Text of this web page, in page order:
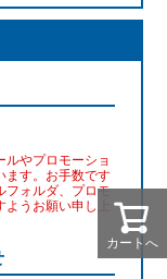
カートへ
ルやプロモーショ
ます。お手数です
フォルダ、プロモ
うお願い申し上